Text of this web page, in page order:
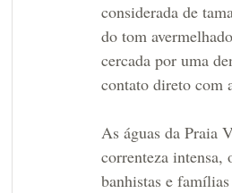
considerada de
do tom
cercada por uma
contato direto com
As águas da Praia
correnteza intensa,
banhistas e